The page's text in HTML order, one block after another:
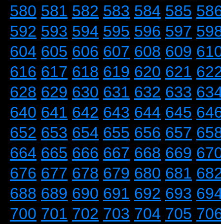
580 581 582 583 584 585
592 593 594 595 596 597
604 605 606 607 608 609
616 617 618 619 620 621
628 629 630 631 632 633
640 641 642 643 644 645
652 653 654 655 656 657
664 665 666 667 668 669
676 677 678 679 680 681
688 689 690 691 692 693
700 701 702 703 704 705